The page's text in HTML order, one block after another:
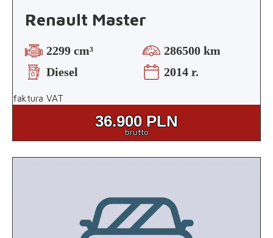
Renault Master
2299 cm³
286500 km
Diesel
2014 r.
faktura VAT
36.900 PLN
brutto